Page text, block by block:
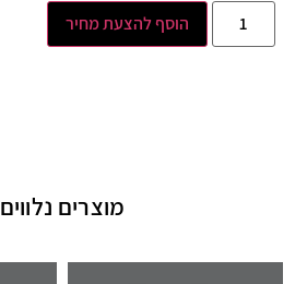
הוסף להצעת מחיר
מוצרים נלווים